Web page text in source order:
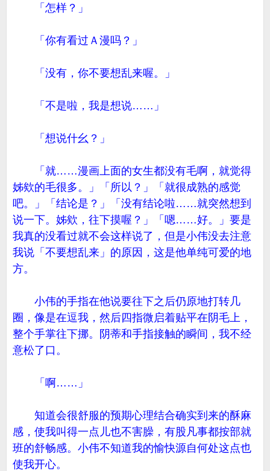
「怎样？」
「你有看过Ａ漫吗？」
「没有，你不要想乱来喔。」
「不是啦，我是想说……」
「想说什幺？」
「就……漫画上面的女生都没有毛啊，就觉得
姊欸的毛很多。」「所以？」「就很成熟的感觉
吧。」「结论是？」「没有结论啦……就突然想到
说一下。姊欸，往下摸喔？」「嗯……好。」要是
我真的没看过就不会这样说了，但是小伟没去注意
我说「不要想乱来」的原因，这是他单纯可爱的地
方。
小伟的手指在他说要往下之后仍原地打转几
圈，像是在逗我，然后四指微启着贴平在阴毛上，
整个手掌往下挪。阴蒂和手指接触的瞬间，我不经
意松了口。
「啊……」
知道会很舒服的预期心理结合确实到来的酥麻
感，使我叫得一点儿也不害臊，有股凡事都按部就
班的舒畅感。小伟不知道我的愉快源自何处这点也
使我开心。